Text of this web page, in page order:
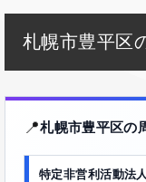
札幌市豊平区
📍札幌市豊平区の
特定非営利活動法